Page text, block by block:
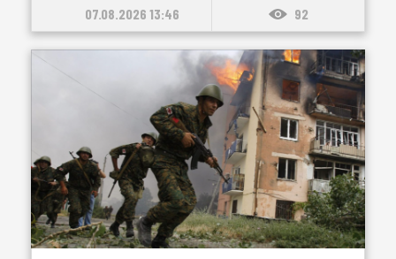
07.08.2026 13:46 92